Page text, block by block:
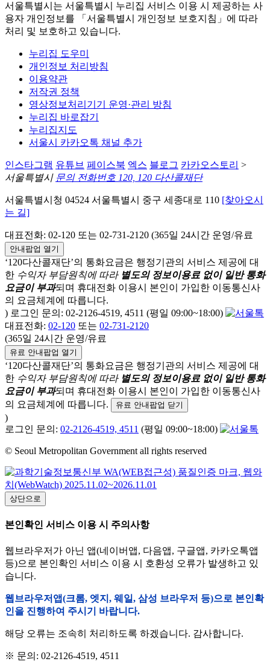
서울특별시는 서울특별시 누리집 서비스 이용 시 제공하는 사
용자 개인정보를 「서울특별시 개인정보 보호지침」에 따라
처리 및 보호하고 있습니다.
누리집 도우미
개인정보 처리방침
이용약관
저작권 정책
영상정보처리기기 운영·관리 방침
누리집 바로잡기
누리집지도
서울시 카카오톡 채널 추가
인스타그램 유튜브 페이스북 엑스 블로그 카카오스토리 >
서울특별시 문의 전화번호 120, 120 다산콜재단
서울특별시청 04524 서울특별시 중구 세종대로 110 [찾아오시
는 길]
대표전화: 02-120 또는 02-731-2120 (365일 24시간 운영/유료
안내팝업 열기
‘120다산콜재단’의 통화요금은 행정기관의 서비스 제공에 대
한 수익자 부담원칙에 따라 별도의 정보이용료 없이 일반 통화
요금이 부과되며 휴대전화 이용시 본인이 가입한 이동통신사
의 요금체계에 따릅니다.
) 로그인 문의: 02-2126-4519, 4511 (평일 09:00~18:00)
대표전화: 02-120 또는 02-731-2120
(365일 24시간 운영/유료
유료 안내팝업 열기
‘120다산콜재단’의 통화요금은 행정기관의 서비스 제공에 대
한 수익자 부담원칙에 따라 별도의 정보이용료 없이 일반 통화
요금이 부과되며 휴대전화 이용시 본인이 가입한 이동통신사
의 요금체계에 따릅니다.
유료 안내팝업 닫기
)
로그인 문의: 02-2126-4519, 4511 (평일 09:00~18:00)
© Seoul Metropolitan Government all rights reserved
상단으로
본인확인 서비스 이용 시 주의사항
웹브라우저가 아닌 앱(네이버앱, 다음앱, 구글앱, 카카오톡앱
등)으로 본인확인 서비스 이용 시 호환성 오류가 발생하고 있
습니다.
웹브라우저앱(크롬, 엣지, 웨일, 삼성 브라우저 등)으로 본인확
인을 진행하여 주시기 바랍니다.
해당 오류는 조속히 처리하도록 하겠습니다. 감사합니다.
※ 문의: 02-2126-4519, 4511